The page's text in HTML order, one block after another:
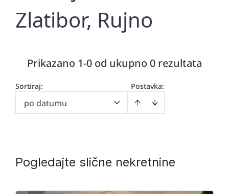
Zlatibor, Rujno
Prikazano 1-0 od ukupno 0 rezultata
Postavka:
Sortiraj:
po datumu
Pogledajte slične nekretnine